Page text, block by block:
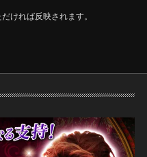
ければ反映されます。